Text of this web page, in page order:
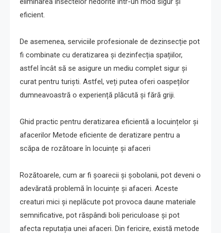
eficient.
De asemenea, serviciile profesionale de dezinsecție pot
fi combinate cu deratizarea și dezinfecția spațiilor,
astfel încât să se asigure un mediu complet sigur și
curat pentru turiști. Astfel, veți putea oferi oaspeților
dumneavoastră o experiență plăcută și fără griji.
Ghid practic pentru deratizarea eficientă a locuințelor și
afacerilor Metode eficiente de deratizare pentru a
scăpa de rozătoare în locuințe și afaceri
Rozătoarele, cum ar fi șoarecii și șobolanii, pot deveni o
adevărată problemă în locuințe și afaceri. Aceste
creaturi mici și neplăcute pot provoca daune materiale
semnificative, pot răspândi boli periculoase și pot
afecta reputația unei afaceri. Din fericire, există metode